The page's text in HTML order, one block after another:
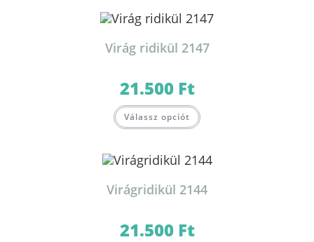
Virág ridikül 2147
21.500 Ft
Válassz opciót
Virágridikül 2144
21.500 Ft